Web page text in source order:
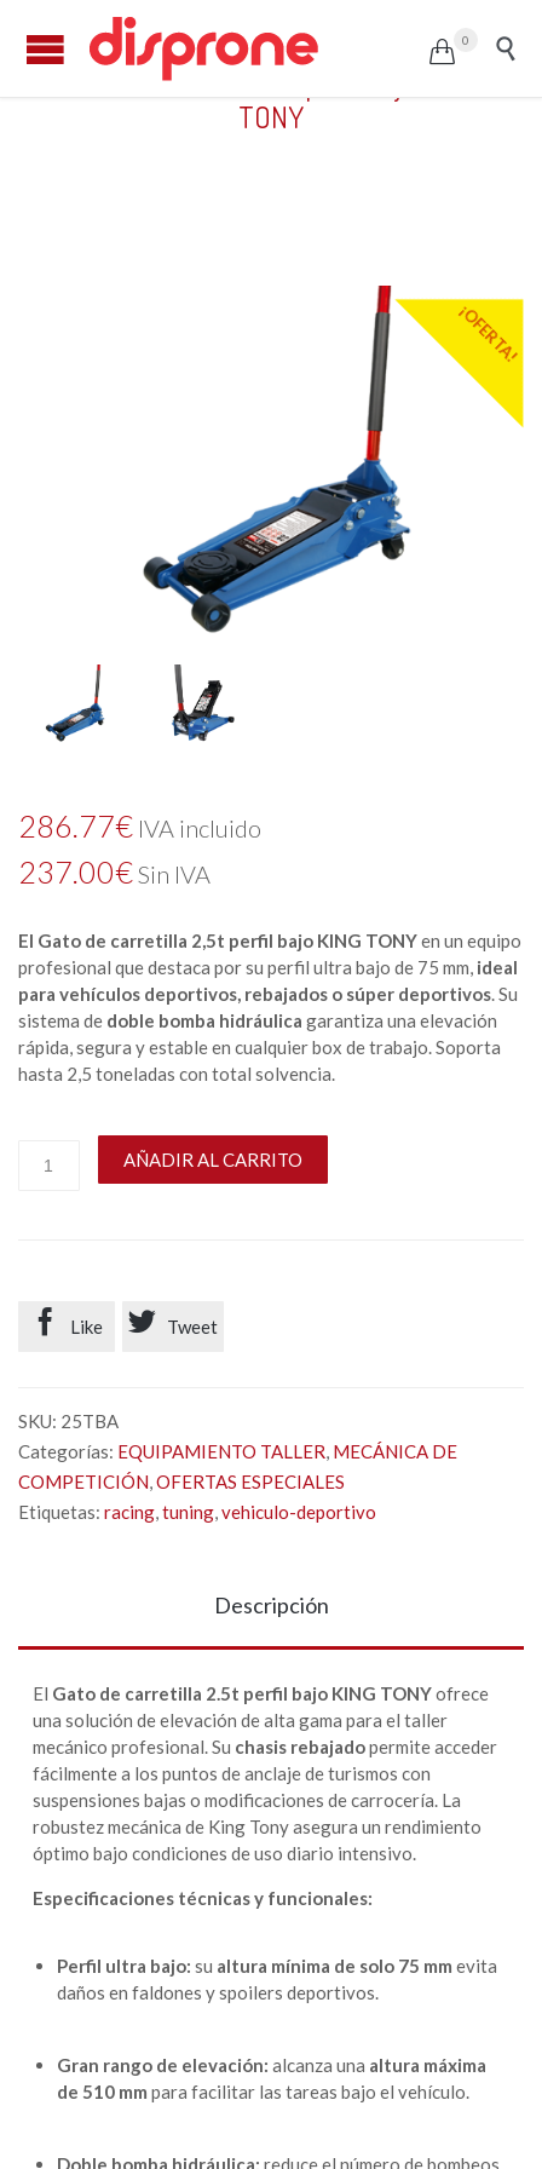
 0 
Gato de carretilla 2.5t perfil bajo KING
TONY
¡OFERTA!
286.77€ IVA incluido
237.00€Sin IVA
El Gato de carretilla 2,5t perfil bajo KING TONYen un equipo
profesional que destaca por su perfil ultra bajo de 75 mm, ideal
para vehículos deportivos, rebajados o súper deportivos. Su
sistema de doble bomba hidráulica garantiza una elevación
rápida, segura y estable en cualquier box de trabajo. Soporta
hasta 2,5 toneladas con total solvencia.
AÑADIR AL CARRITO
 Like  Tweet
SKU: 25TBA
Categorías: EQUIPAMIENTO TALLER, MECÁNICA DE
COMPETICIÓN,OFERTAS ESPECIALES
Etiquetas: racing,tuning,vehiculo-deportivo
Descripción
El Gato de carretilla 2.5t perfil bajo KING TONYofrece
una solución de elevación de alta gama para el taller
mecánico profesional. Su chasis rebajadopermite acceder
fácilmente a los puntos de anclaje de turismos con
suspensiones bajas o modificaciones de carrocería. La
robustez mecánica de King Tony asegura un rendimiento
óptimo bajo condiciones de uso diario intensivo.
Especificaciones técnicas y funcionales:
Perfil ultra bajo: su altura mínima de solo 75 mm evita
daños en faldones y spoilers deportivos.
Gran rango de elevación: alcanza una altura máxima
de 510 mm para facilitar las tareas bajo el vehículo.
Doble bomba hidráulica: reduce el número de bombeos